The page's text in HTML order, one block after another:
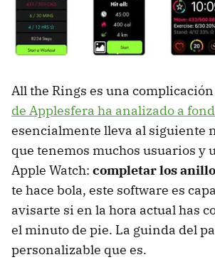
All the Rings es una
de Applesfera ha analizado a
esencialmente lleva al siguiente
que tenemos muchos usuarios y
Apple Watch: completar los
te hace bola, este software es
avisarte si en la hora actual has
el minuto de pie. La guinda del
personalizable que es.